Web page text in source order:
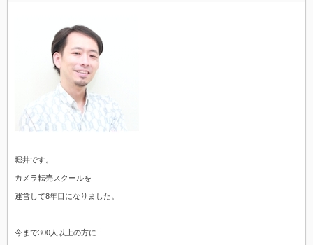
堀井です。
カメラ転売スクールを
運営して8年目になりました。
今まで300人以上の方に